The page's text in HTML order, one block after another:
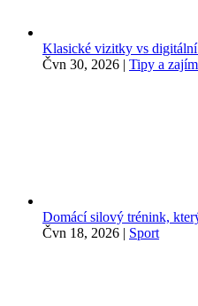
Klasické vizitky vs
Čvn 30, 2026 | Tipy a
Domácí silový trénink,
Čvn 18, 2026 | Sport